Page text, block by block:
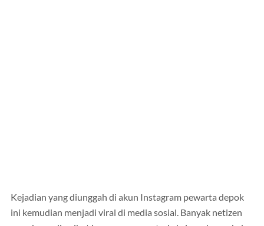
Kejadian yang diunggah di akun Instagram pewarta depok
ini kemudian menjadi viral di media sosial. Banyak netizen